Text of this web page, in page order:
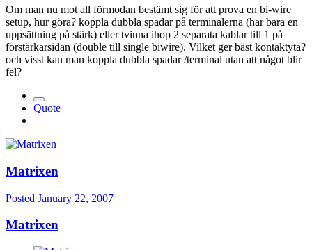
Om man nu mot all förmodan bestämt sig för att prova en bi-wire
setup, hur göra? koppla dubbla spadar på terminalerna (har bara en
uppsättning på stärk) eller tvinna ihop 2 separata kablar till 1 på
förstärkarsidan (double till single biwire). Vilket ger bäst kontaktyta?
och visst kan man koppla dubbla spadar /terminal utan att något blir
fel?
Quote
Matrixen
Posted January 22, 2007
Matrixen